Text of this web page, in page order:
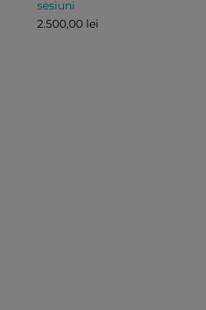
sesiuni
2.500,00 lei